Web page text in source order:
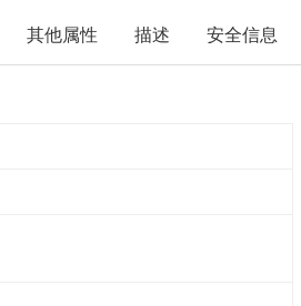
其他属性 描述 安全信息